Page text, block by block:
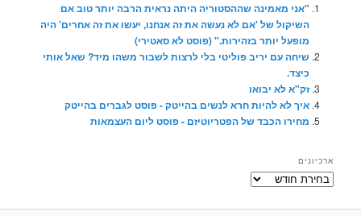
"אני מאמינה שההסטוריה היתה נראית הרבה יותר טוב אם
השיקול של 'אם לא נעשה את זה אנחנו, יעשו את זה אחרים' היה
מופעל יותר בזהירות." (פוסט לא סאטירי)
שיחה עם יריב פוליטי בלי לרצות לשבור משהו מיד? שאל אותי
כיצד.
זק"א לא יבואו
איך לא להיות חרא לנשים בהייטק - פוסט לגברים בהייטק
מחירו הכבד של הפטריוטיזם - פוסט ליום העצמאות
ארכיונים
ארכיונים